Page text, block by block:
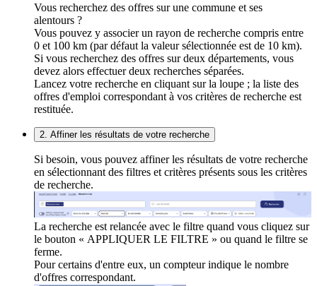
Vous recherchez des offres sur une commune et ses
alentours ?
Vous pouvez y associer un rayon de recherche compris entre
0 et 100 km (par défaut la valeur sélectionnée est de 10 km).
Si vous recherchez des offres sur deux départements, vous
devez alors effectuer deux recherches séparées.
Lancez votre recherche en cliquant sur la loupe ; la liste des
offres d'emploi correspondant à vos critères de recherche est
restituée.
2. Affiner les résultats de votre recherche
Si besoin, vous pouvez affiner les résultats de votre recherche
en sélectionnant des filtres et critères présents sous les critères
de recherche.
La recherche est relancée avec le filtre quand vous cliquez sur
le bouton « APPLIQUER LE FILTRE » ou quand le filtre se
ferme.
Pour certains d'entre eux, un compteur indique le nombre
d'offres correspondant.